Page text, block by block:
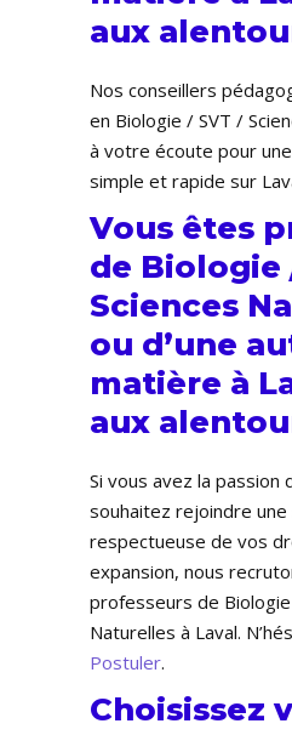
aux
Nos conseillers
en Biologie / SVT /
à votre écoute pour
simple et rapide sur
Vous êtes
de Biologie
Sciences
ou d’une
matière à
aux
Si vous avez la passion
souhaitez rejoindre
respectueuse de vos
expansion, nous
professeurs de Biologie
Naturelles à Laval.
Postuler.
Choisissez